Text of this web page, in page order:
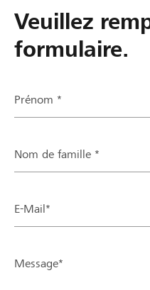
Veuillez
formulaire.
Prénom *
Nom de famille *
E-Mail*
Message*